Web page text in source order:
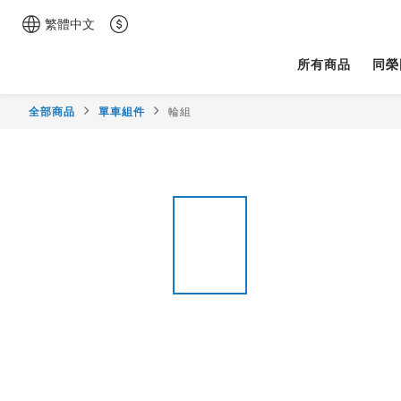
繁體中文
所有商品 同
全部商品 單車組件 輪組